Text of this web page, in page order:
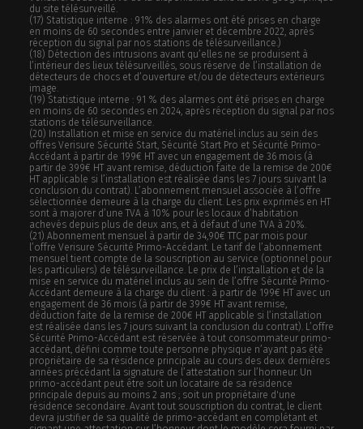
du site télésurveillé.
(17) Statistique interne : 91% des alarmes ont été prises en charge
en moins de 60 secondes entre janvier et décembre 2022, après
réception du signal par nos stations de télésurveillance.)
(18) Détection des intrusions avant qu’elles ne se produisent à
l’intérieur des lieux télésurveillés, sous réserve de l’installation de
détecteurs de chocs et d’ouverture et/ou de détecteurs extérieurs
image.
(19) Statistique interne : 91 % des alarmes ont été prises en charge
en moins de 60 secondes en 2024, après réception du signal par nos
stations de télésurveillance.
(20) Installation et mise en service du matériel inclus au sein des
offres Verisure Sécurité Start, Sécurité Start Pro et Sécurité Primo-
Accédant à partir de 199€ HT avec un engagement de 36 mois (à
partir de 399€ HT avant remise, déduction faite de la remise de 200€
HT applicable si l’installation est réalisée dans les 7 jours suivant la
conclusion du contrat). L’abonnement mensuel associée à l’offre
sélectionnée demeure à la charge du client. Les prix exprimés en HT
sont à majorer d’une TVA à 10% pour les locaux d’habitation
achevés depuis plus de deux ans, et à défaut d’une TVA à 20%.
(21) Abonnement mensuel à partir de 34,90€ TTC par mois pour
l’offre Verisure Sécurité Primo-Accédant. Le tarif de l’abonnement
mensuel tient compte de la souscription au service (optionnel pour
les particuliers) de télésurveillance. Le prix de l’installation et de la
mise en service du matériel inclus au sein de l’offre Sécurité Primo-
Accédant demeure à la charge du client : à partir de 199€ HT avec un
engagement de 36 mois (à partir de 399€ HT avant remise,
déduction faite de la remise de 200€ HT applicable si l’installation
est réalisée dans les 7 jours suivant la conclusion du contrat). L’offre
Sécurité Primo-Accédant est réservée à tout consommateur primo-
accédant, défini comme toute personne physique n’ayant pas été
propriétaire de sa résidence principale au cours des deux dernières
années précédant la signature de l’attestation sur l’honneur. Un
primo-accédant peut être soit un locataire de sa résidence
principale depuis au moins 2 ans ; soit un propriétaire d'une
résidence secondaire. Avant tout souscription du contrat, le client
devra justifier de sa qualité de primo-accédant en complétant et